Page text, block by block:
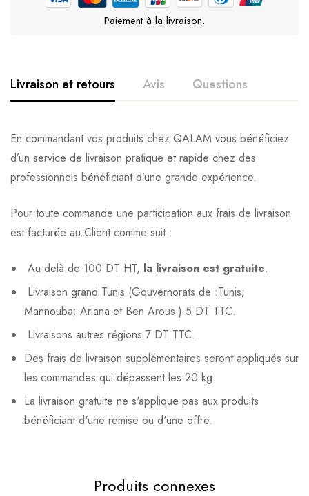
Paiement à la livraison.
Livraison et retours Avis Questions
En commandant vos produits chez QALAM vous bénéficiez
d’un service de livraison pratique et rapide chez des
professionnels bénéficiant d’une grande expérience.
Pour toute commande une participation aux frais de livraison
est facturée au Client comme suit :
Au-delà de 100 DT HT, la livraison est gratuite.
Livraison grand Tunis (Gouvernorats de :Tunis;
Mannouba; Ariana et Ben Arous ) 5 DT TTC.
Livraisons autres régions 7 DT TTC.
Des frais de livraison supplémentaires seront appliqués sur
les commandes qui dépassent les 20 kg.
La livraison gratuite ne s'applique pas aux produits
bénéficiant d'une remise ou d'une offre.
Produits connexes